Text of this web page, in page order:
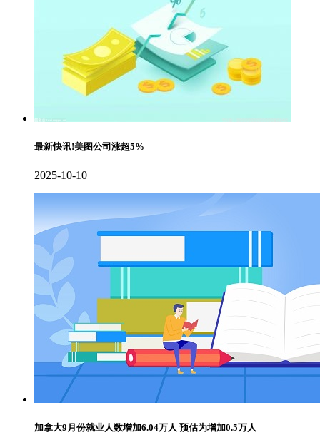
最新快讯!美图公司涨超5%
2025-10-10
加拿大9月份就业人数增加6.04万人 预估为增加0.5万人